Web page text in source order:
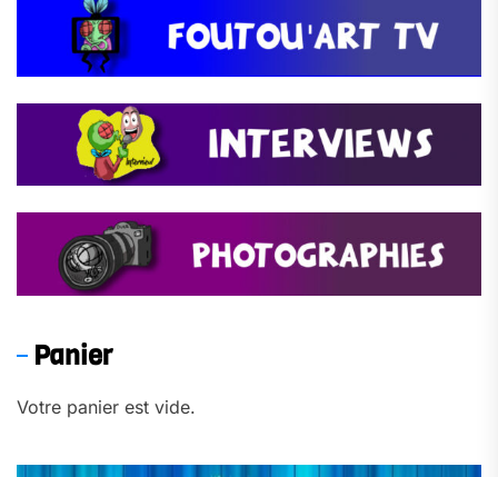
Panier
Votre panier est vide.